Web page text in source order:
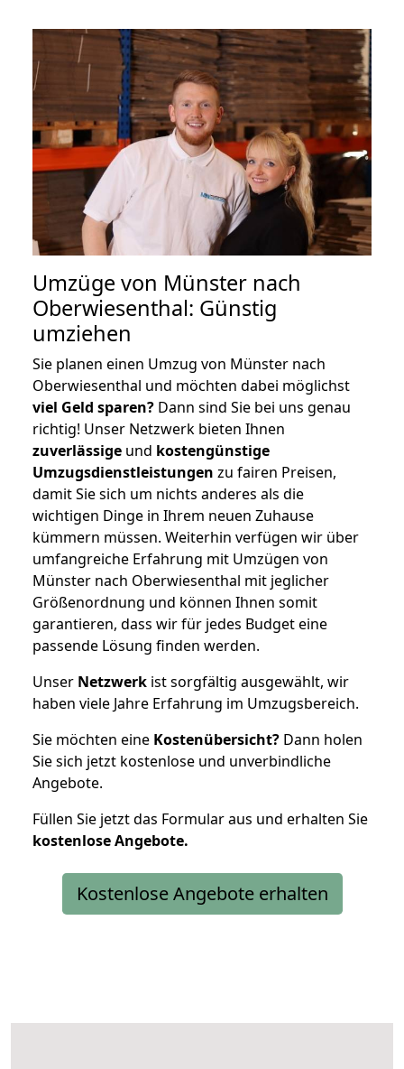
Umzüge von Münster nach
Oberwiesenthal: Günstig
umziehen
Sie planen einen Umzug von Münster nach
Oberwiesenthal und möchten dabei möglichst
viel Geld sparen? Dann sind Sie bei uns genau
richtig! Unser Netzwerk bieten Ihnen
zuverlässige und kostengünstige
Umzugsdienstleistungen zu fairen Preisen,
damit Sie sich um nichts anderes als die
wichtigen Dinge in Ihrem neuen Zuhause
kümmern müssen. Weiterhin verfügen wir über
umfangreiche Erfahrung mit Umzügen von
Münster nach Oberwiesenthal mit jeglicher
Größenordnung und können Ihnen somit
garantieren, dass wir für jedes Budget eine
passende Lösung finden werden.
Unser Netzwerk ist sorgfältig ausgewählt, wir
haben viele Jahre Erfahrung im Umzugsbereich.
Sie möchten eine Kostenübersicht? Dann holen
Sie sich jetzt kostenlose und unverbindliche
Angebote.
Füllen Sie jetzt das Formular aus und erhalten Sie
kostenloseAngebote.
Kostenlose Angebote erhalten